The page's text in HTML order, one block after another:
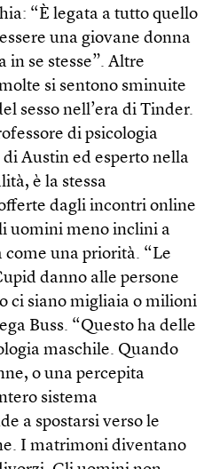
“È legata a tutto quello
una giovane donna
in se stesse”. Altre
si sentono sminuite
sesso nell’era di Tinder.
di psicologia
Austin ed esperto nella
è la stessa
dagli incontri online
uomini meno inclini a
come una priorità. “Le
danno alle persone
ci siano migliaia o milioni
Buss. “Questo ha delle
maschile. Quando
o una percepita
sistema
a spostarsi verso le
I matrimoni diventano